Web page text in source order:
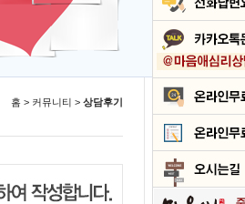
홈 > 커뮤니티 > 상담후기